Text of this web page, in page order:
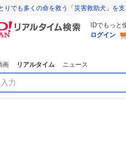
りでも多くの命を救う「災害救助犬」を支
IDでもっと
ログイン
画 リアルタイム ニュース